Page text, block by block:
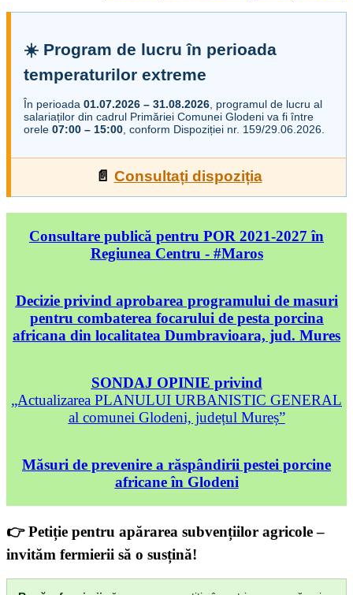
☀️ Program de lucru în perioada
temperaturilor extreme
În perioada 01.07.2026 – 31.08.2026 , programul de lucru al
salariaților din cadrul Primăriei Comunei Glodeni va fi între
orele 07:00 – 15:00 , conform Dispoziției nr. 159/29.06.2026.
📄 Consultați dispoziția
Consultare publică pentru POR 2021-2027 în
Regiunea Centru - #Maros
Decizie privind aprobarea programului de masuri
pentru combaterea focarului de pesta porcina
africana din localitatea Dumbravioara, jud. Mures
SONDAJ OPINIE privind
„Actualizarea PLANULUI URBANISTIC GENERAL
al comunei Glodeni, județul Mureș”
Măsuri de prevenire a răspândirii pestei porcine
africane în Glodeni
👉 Petiție pentru apărarea subvențiilor agricole –
invităm fermierii să o susțină!